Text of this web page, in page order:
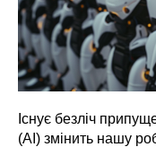
Існує безліч
(AI) змінить нашу